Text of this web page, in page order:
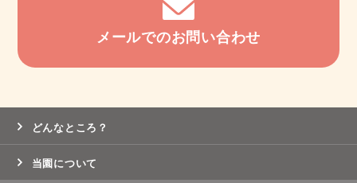
メールでのお問い合わせ
どんなところ？
当園について